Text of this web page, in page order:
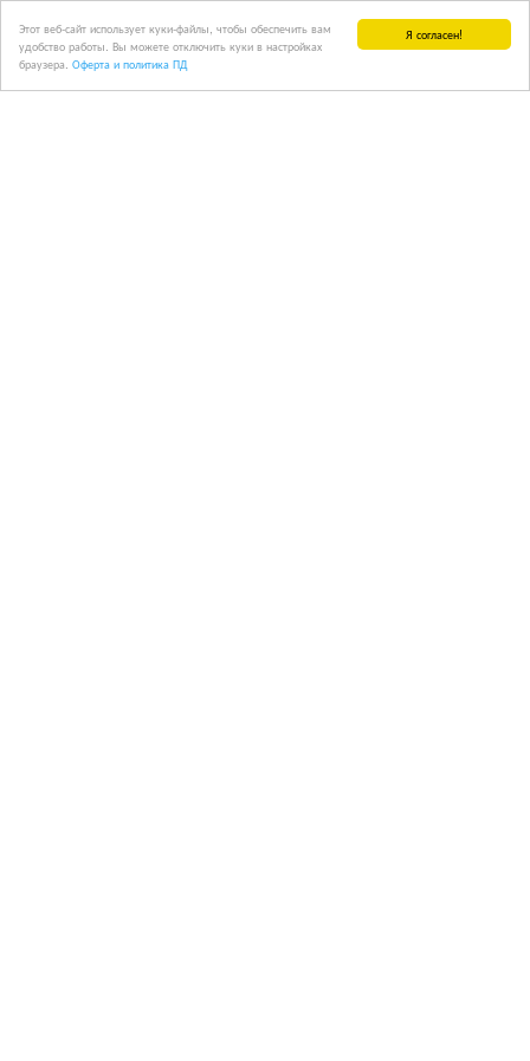
Я согласен!
Этот веб-сайт использует куки-файлы, чтобы обеспечить вам
удобство работы. Вы можете отключить куки в настройках
браузера. Оферта и политика ПД